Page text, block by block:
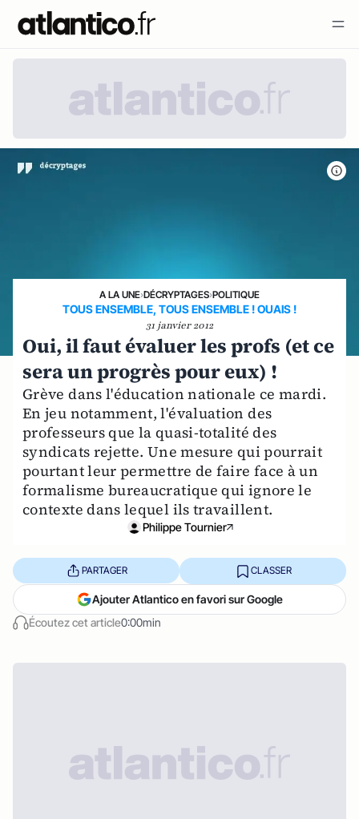
A LA UNE›DÉCRYPTAGES›POLITIQUE
TOUS ENSEMBLE, TOUS ENSEMBLE ! OUAIS !
31 janvier 2012
Oui, il faut évaluer les profs (et ce
sera un progrès pour eux) !
Grève dans l'éducation nationale ce mardi.
En jeu notamment, l'évaluation des
professeurs que la quasi-totalité des
syndicats rejette. Une mesure qui pourrait
pourtant leur permettre de faire face à un
formalisme bureaucratique qui ignore le
contexte dans lequel ils travaillent.
Philippe Tournier
Écoutez cet article0:00min
PARTAGER CLASSER
Ajouter Atlantico en favori sur Google